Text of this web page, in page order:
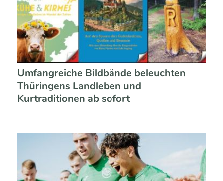
Umfangreiche Bildbände beleuchten
Thüringens Landleben und
Kurtraditionen ab sofort